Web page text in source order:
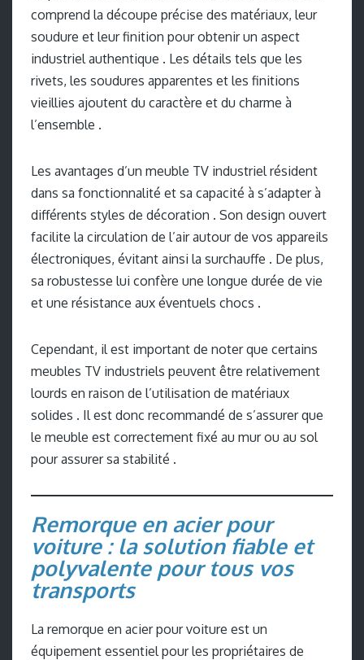
comprend la découpe précise des matériaux, leur
soudure et leur finition pour obtenir un aspect
industriel authentique . Les détails tels que les
rivets, les soudures apparentes et les finitions
vieillies ajoutent du caractère et du charme à
l’ensemble .
Les avantages d’un meuble TV industriel résident
dans sa fonctionnalité et sa capacité à s’adapter à
différents styles de décoration . Son design ouvert
facilite la circulation de l’air autour de vos appareils
électroniques, évitant ainsi la surchauffe . De plus,
sa robustesse lui confère une longue durée de vie
et une résistance aux éventuels chocs .
Cependant, il est important de noter que certains
meubles TV industriels peuvent être relativement
lourds en raison de l’utilisation de matériaux
solides . Il est donc recommandé de s’assurer que
le meuble est correctement fixé au mur ou au sol
pour assurer sa stabilité .
Remorque en acier pour
voiture : la solution fiable et
polyvalente pour tous vos
transports
La remorque en acier pour voiture est un
équipement essentiel pour les propriétaires de